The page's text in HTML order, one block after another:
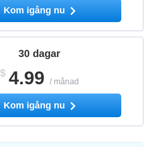
Kom igång nu
30 dagar
$ 4.99 / månad
Kom igång nu